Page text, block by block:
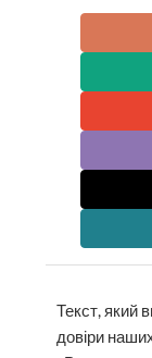
Текст, який
довіри